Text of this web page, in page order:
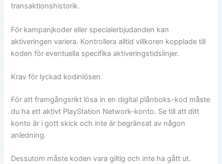
transaktionshistorik.
För kampanjkoder eller specialerbjudanden kan
aktiveringen variera. Kontrollera alltid villkoren kopplade till
koden för eventuella specifika aktiveringstidslinjer.
Krav för lyckad kodinlösen
För att framgångsrikt lösa in en digital plånboks-kod måste
du ha ett aktivt PlayStation Network-konto. Se till att ditt
konto är i gott skick och inte är begränsat av någon
anledning.
Dessutom måste koden vara giltig och inte ha gått ut.